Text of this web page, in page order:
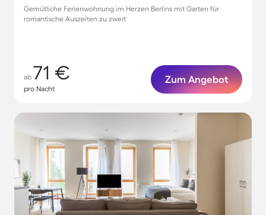
Gemütliche Ferienwohnung im Herzen Berlins mit Garten für
romantische Auszeiten zu zweit
ab 71 €
pro Nacht
Zum Angebot